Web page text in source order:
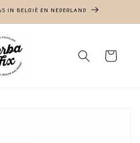
IN BELGIË EN NEDERLAND
Winkelwagen